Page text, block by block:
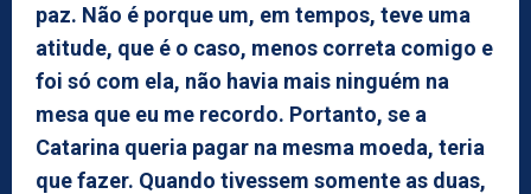
paz. Não é porque um, em tempos, teve uma
atitude, que é o caso, menos correta comigo e
foi só com ela, não havia mais ninguém na
mesa que eu me recordo. Portanto, se a
Catarina queria pagar na mesma moeda, teria
que fazer. Quando tivessem somente as duas,